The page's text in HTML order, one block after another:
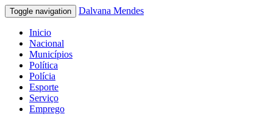
Toggle navigation Dalvana Mendes
Inicio
Nacional
Municípios
Política
Polícia
Esporte
Serviço
Emprego